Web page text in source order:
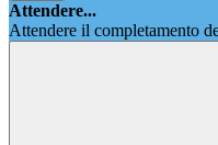
Attendere...
Attendere il completamento